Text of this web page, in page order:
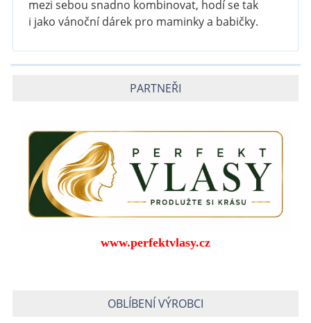
mezi sebou snadno kombinovat, hodí se tak
i jako vánoční dárek pro maminky a babičky.
PARTNEŘI
www.perfektvlasy.cz
OBLÍBENÍ VÝROBCI